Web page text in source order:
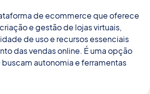
de ecommerce que oferece
e gestão de lojas virtuais,
de uso e recursos essenciais
das vendas online. É uma opção
buscam autonomia e ferramentas